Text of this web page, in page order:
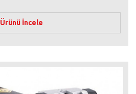
Ürünü İncele